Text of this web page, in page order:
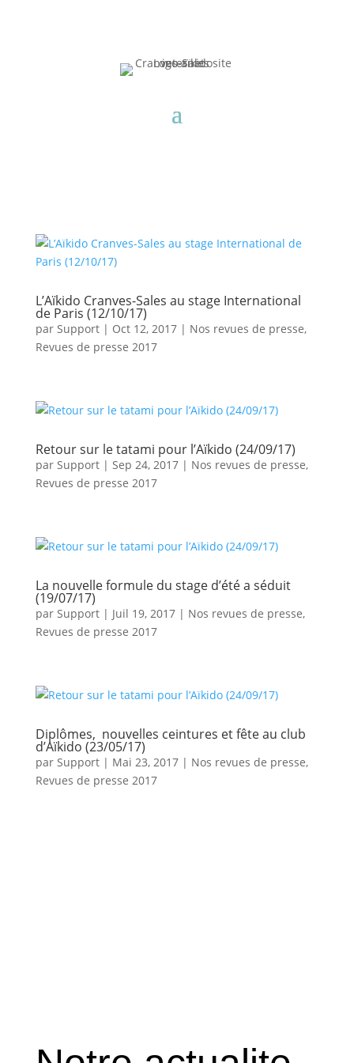
L’Aïkido Cranves-Sales au stage International
de Paris (12/10/17)
par Support| Oct 12, 2017| Nos revues de presse,
Revues de presse 2017
Retour sur le tatami pour l’Aïkido (24/09/17)
par Support| Sep 24, 2017| Nos revues de presse,
Revues de presse 2017
La nouvelle formule du stage d’été a séduit
(19/07/17)
par Support| Juil 19, 2017| Nos revues de presse,
Revues de presse 2017
Diplômes, nouvelles ceintures et fête au club
d’Aïkido (23/05/17)
par Support| Mai 23, 2017| Nos revues de presse,
Revues de presse 2017